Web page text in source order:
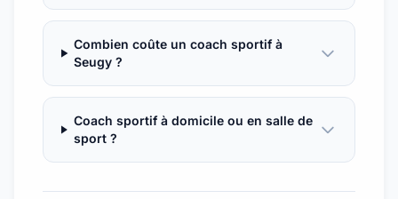
Combien coûte un coach sportif à
Seugy ?
Coach sportif à domicile ou en salle de
sport ?